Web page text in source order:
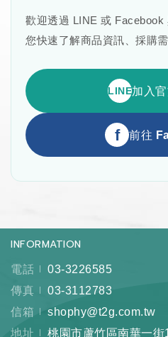
歡迎透過 LINE 或 Facebook
您快速了解商品資訊、採購
LINE加入
f 前往
INFORMATION
電話
03-3226585
傳真
03-3112783
信箱
shophy@t2g.com.tw
地址
桃園市蘆竹區南華一街